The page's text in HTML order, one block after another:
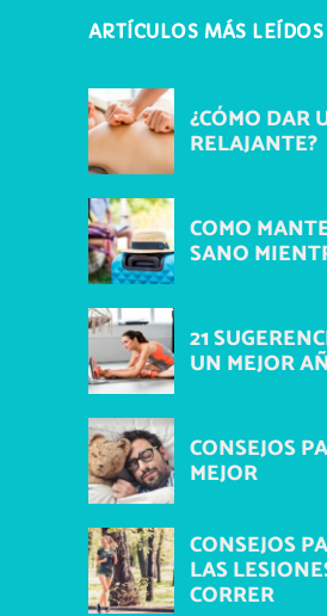
ARTÍCULOS MÁS LEÍDOS
¿CÓMO DAR
RELAJANTE?
COMO
SANO
21
UN MEJOR
CONSEJOS
MEJOR
CONSEJOS
LAS
CORRER